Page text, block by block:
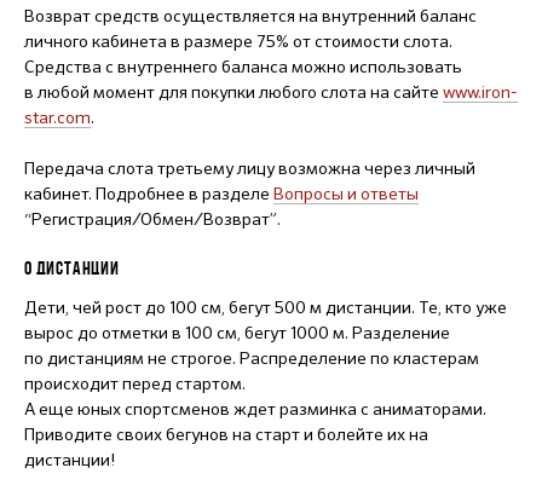
Возврат средств осуществляется на внутренний баланс
личного кабинета в размере 75% от стоимости слота.
Средства с внутреннего баланса можно использовать
в любой момент для покупки любого слота на сайте www.iron-
star.com.
Передача слота третьему лицу возможна через личный
кабинет. Подробнее в разделе Вопросы и ответы
“Регистрация/Обмен/Возврат”.
О ДИСТАНЦИИ
Дети, чей рост до 100 см, бегут 500 м дистанции. Те, кто уже
вырос до отметки в 100 см, бегут 1000 м. Разделение
по дистанциям не строгое. Распределение по кластерам
происходит перед стартом.
А еще юных спортсменов ждет разминка с аниматорами.
Приводите своих бегунов на старт и болейте их на
дистанции!